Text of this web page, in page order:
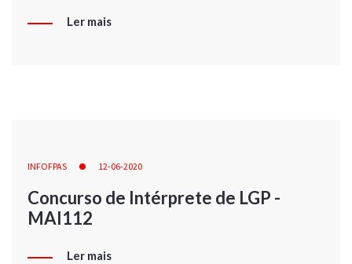
Ler mais
INFOFPAS 12-06-2020
Concurso de Intérprete de LGP -
MAI112
Ler mais